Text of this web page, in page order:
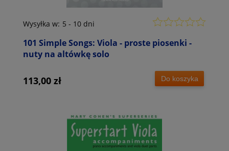
101 Simple Songs: Viola - proste piosenki -
nuty na altówkę solo
Wysyłka w: 5 - 10 dni
113,00 zł Do koszyka